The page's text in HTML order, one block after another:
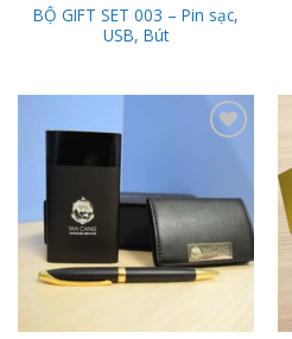
BỘ GIFT SET 003 – Pin sạc,
USB, Bút